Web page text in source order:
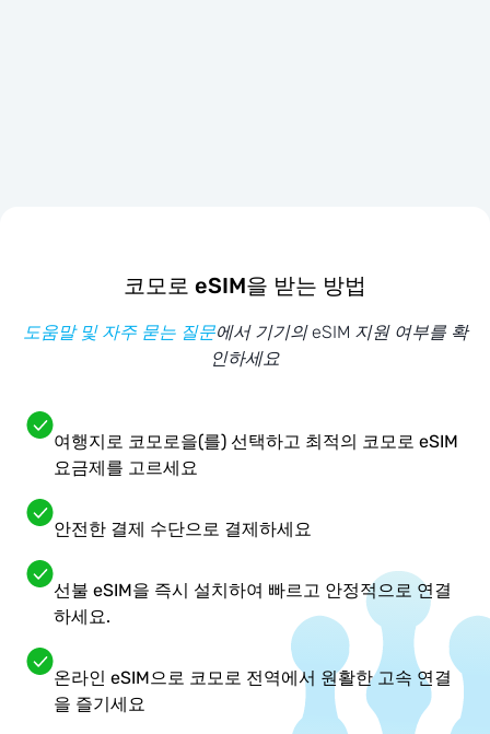
코모로 eSIM을 받는 방법
도움말 및 자주 묻는 질문에서 기기의 eSIM 지원 여부를 확
인하세요
여행지로 코모로을(를) 선택하고 최적의 코모로 eSIM
요금제를 고르세요
안전한 결제 수단으로 결제하세요
선불 eSIM을 즉시 설치하여 빠르고 안정적으로 연결
하세요.
온라인 eSIM으로 코모로 전역에서 원활한 고속 연결
을 즐기세요